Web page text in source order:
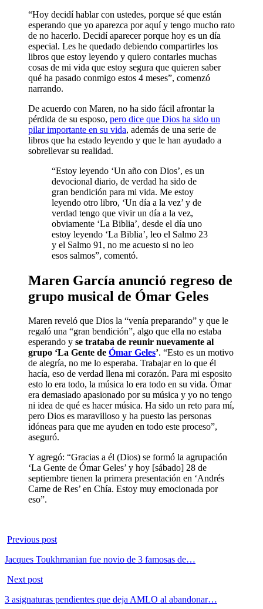
“Hoy decidí hablar con ustedes, porque sé que están
esperando que yo aparezca por aquí y tengo mucho rato
de no hacerlo. Decidí aparecer porque hoy es un día
especial. Les he quedado debiendo compartirles los
libros que estoy leyendo y quiero contarles muchas
cosas de mi vida que estoy segura que quieren saber
qué ha pasado conmigo estos 4 meses”, comenzó
narrando.
De acuerdo con Maren, no ha sido fácil afrontar la
pérdida de su esposo, pero dice que Dios ha sido un
pilar importante en su vida, además de una serie de
libros que ha estado leyendo y que le han ayudado a
sobrellevar su realidad.
“Estoy leyendo ‘Un año con Dios’, es un
devocional diario, de verdad ha sido de
gran bendición para mi vida. Me estoy
leyendo otro libro, ‘Un día a la vez’ y de
verdad tengo que vivir un día a la vez,
obviamente ‘La Biblia’, desde el día uno
estoy leyendo ‘La Biblia’, leo el Salmo 23
y el Salmo 91, no me acuesto si no leo
esos salmos”, comentó.
Maren García anunció regreso de
grupo musical de Ómar Geles
Maren reveló que Dios la “venía preparando” y que le
regaló una “gran bendición”, algo que ella no estaba
esperando y se trataba de reunir nuevamente al
grupo ‘La Gente de Ómar Geles’. “Esto es un motivo
de alegría, no me lo esperaba. Trabajar en lo que él
hacía, eso de verdad llena mi corazón. Para mi esposito
esto lo era todo, la música lo era todo en su vida. Ómar
era demasiado apasionado por su música y yo no tengo
ni idea de qué es hacer música. Ha sido un reto para mí,
pero Dios es maravilloso y ha puesto las personas
idóneas para que me ayuden en todo este proceso”,
aseguró.
Y agregó: “Gracias a él (Dios) se formó la agrupación
‘La Gente de Ómar Geles’ y hoy [sábado] 28 de
septiembre tienen la primera presentación en ‘Andrés
Carne de Res’ en Chía. Estoy muy emocionada por
eso”.
Previous post
Jacques Toukhmanian fue novio de 3 famosas de…
Next post
3 asignaturas pendientes que deja AMLO al abandonar…